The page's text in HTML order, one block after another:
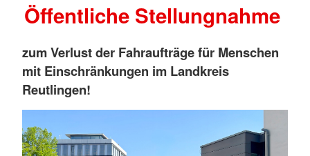
Öffentliche Stellungnahme
zum Verlust der Fahraufträge für Menschen
mit Einschränkungen im Landkreis
Reutlingen!